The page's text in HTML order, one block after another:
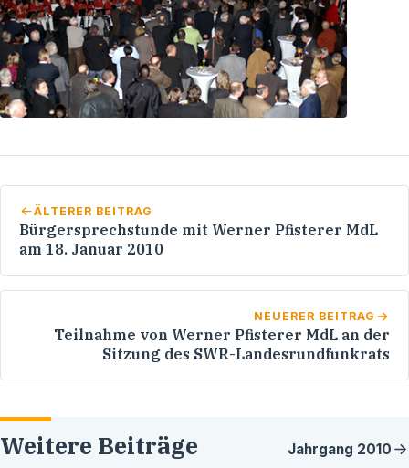
ÄLTERER BEITRAG
Bürgersprechstunde mit Werner Pfisterer MdL
am 18. Januar 2010
NEUERER BEITRAG
Teilnahme von Werner Pfisterer MdL an der
Sitzung des SWR-Landesrundfunkrats
Weitere Beiträge Jahrgang 2010